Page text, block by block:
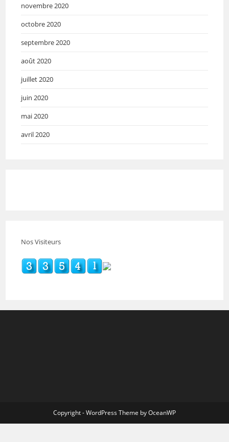
novembre 2020
octobre 2020
septembre 2020
août 2020
juillet 2020
juin 2020
mai 2020
avril 2020
Nos Visiteurs
Copyright - WordPress Theme by OceanWP